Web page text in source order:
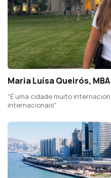
Maria Luísa Queirós,
"É uma cidade muito
internacionais"